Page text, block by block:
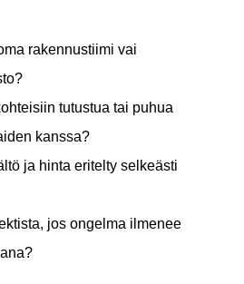
rakennustiimi vai
tutustua tai puhua
kanssa?
ja hinta eritelty selkeästi
jos ongelma ilmenee